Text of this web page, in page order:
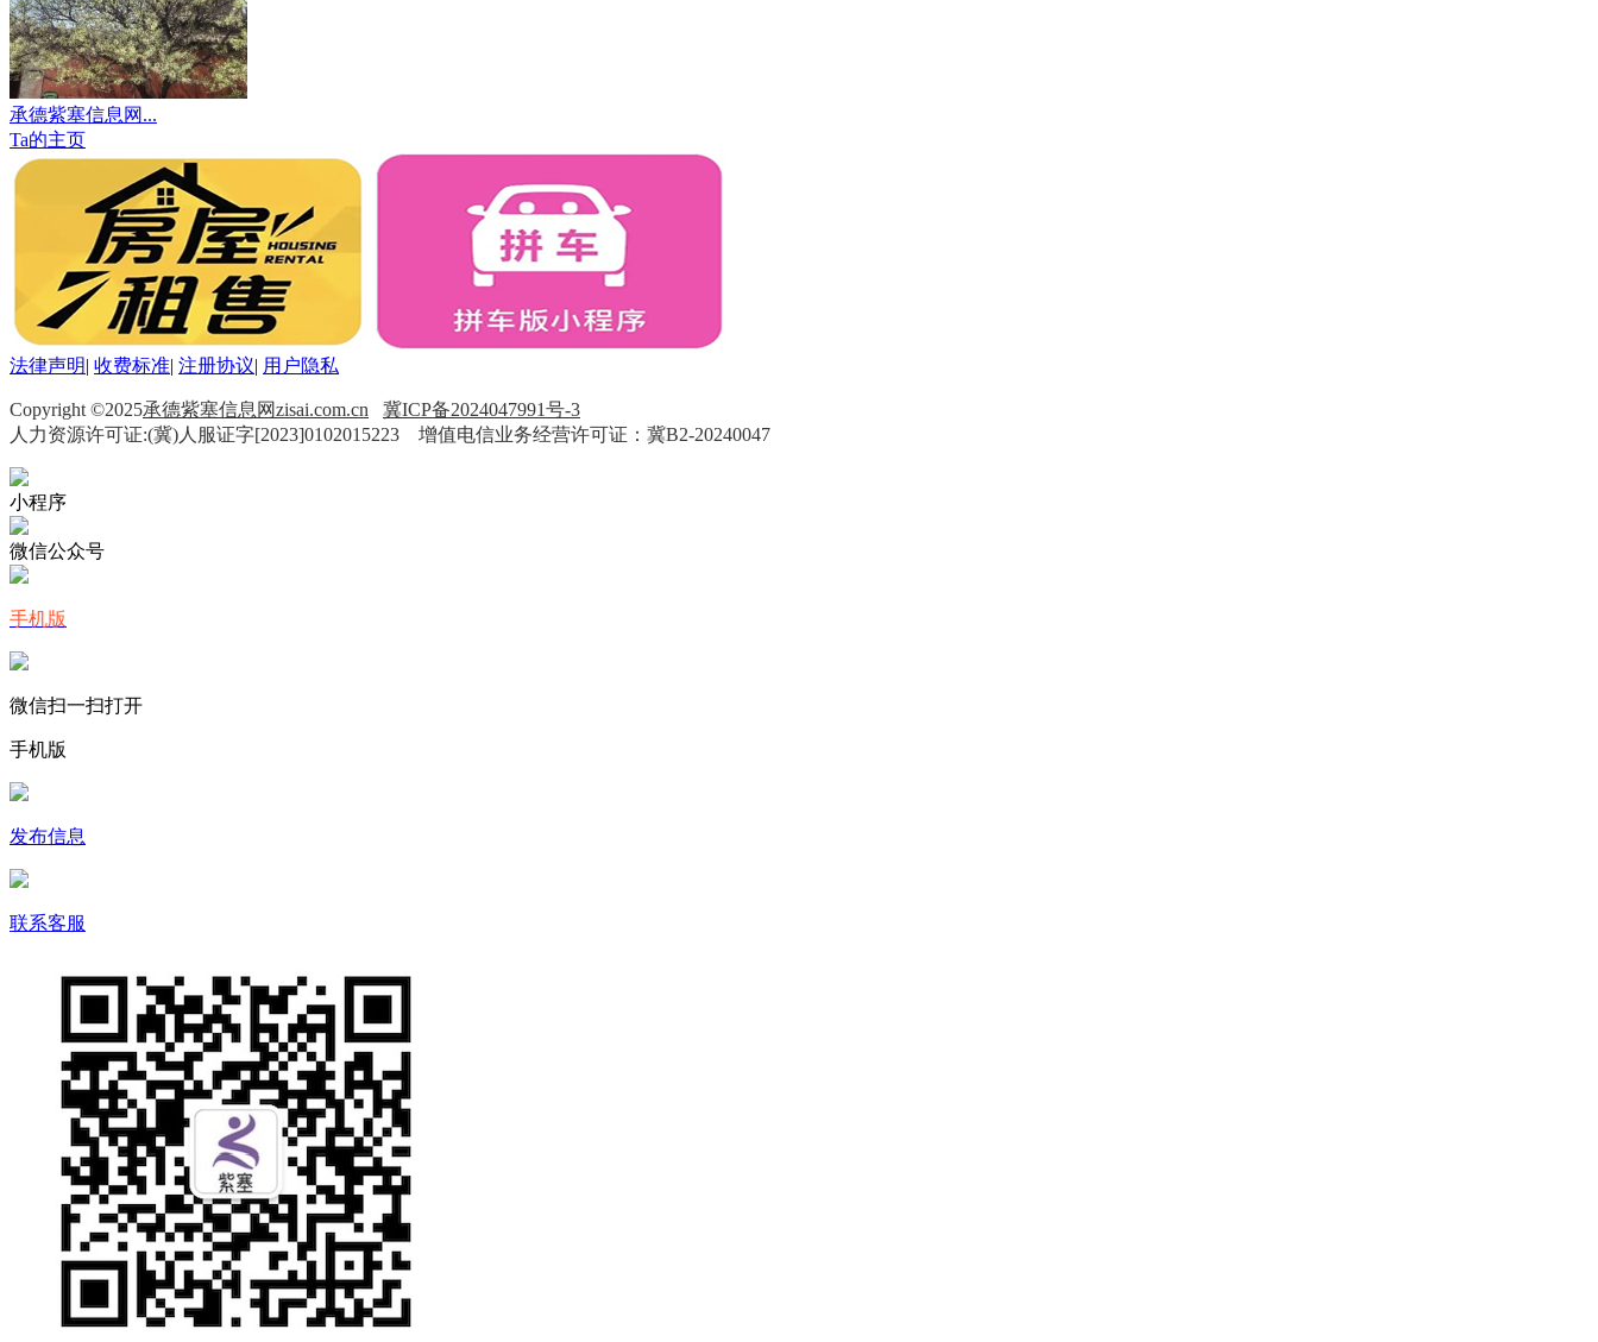
承德紫塞信息网...
Ta的主页
法律声明| 收费标准| 注册协议| 用户隐私
Copyright ©2025承德紫塞信息网zisai.com.cn
冀ICP备2024047991号-3
人力资源许可证:(冀)人服证字[2023]0102015223 增值电信业务经营许可证：冀B2-20240047
小程序
微信公众号
手机版
微信扫一扫打开
手机版
发布信息
联系客服